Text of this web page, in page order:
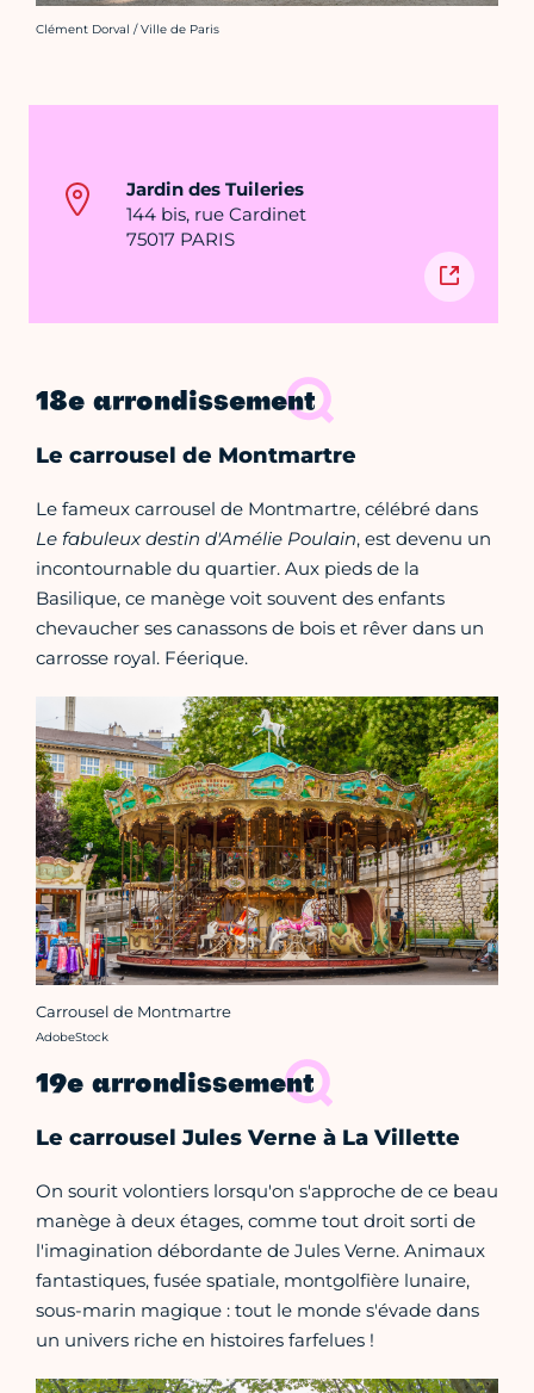
Crédit photo :
Clément Dorval / Ville de Paris
Jardin des Tuileries
144 bis, rue Cardinet
75017 PARIS
18e arrondissement
Le carrousel de Montmartre
Le fameux carrousel de Montmartre, célébré dans
Le fabuleux destin d'Amélie Poulain, est devenu un
incontournable du quartier. Aux pieds de la
Basilique, ce manège voit souvent des enfants
chevaucher ses canassons de bois et rêver dans un
carrosse royal. Féerique.
Carrousel de Montmartre
Crédit photo :
AdobeStock
19e arrondissement
Le carrousel Jules Verne à La Villette
On sourit volontiers lorsqu'on s'approche de ce beau
manège à deux étages, comme tout droit sorti de
l'imagination débordante de Jules Verne. Animaux
fantastiques, fusée spatiale, montgolfière lunaire,
sous-marin magique : tout le monde s'évade dans
un univers riche en histoires farfelues !